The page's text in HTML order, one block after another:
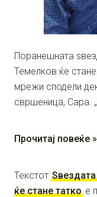
Поранешната
Темелков ќе стане
мрежи сподели
свршеница, Сара.
Прочитај повеќе »
Текстот
ќе стане татко е